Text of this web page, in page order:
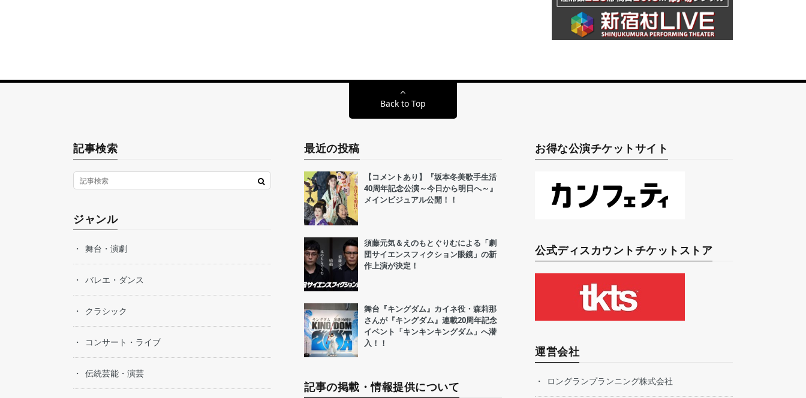
Back to Top
記事検索
ジャンル
舞台・演劇
バレエ・ダンス
クラシック
コンサート・ライブ
伝統芸能・演芸
最近の投稿
【コメントあり】『坂本冬美歌手生活
40周年記念公演～今日から明日へ～』
メインビジュアル公開！！
須藤元気＆えのもとぐりむによる「劇
団サイエンスフィクション眼鏡」の新
作上演が決定！
舞台『キングダム』カイネ役・森莉那
さんが『キングダム』連載20周年記念
イベント「キンキンキングダム」へ潜
入！！
記事の掲載・情報提供について
お得な公演チケットサイト
公式ディスカウントチケットストア
運営会社
ロングランプランニング株式会社